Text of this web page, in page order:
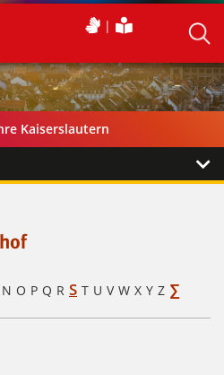
Kaiserslautern
N O P Q R S T U V W X Y Z ∑